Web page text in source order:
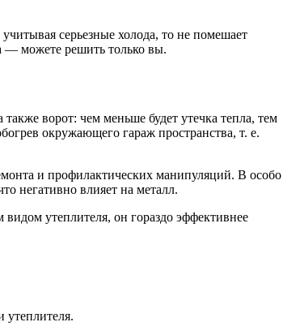
серьезные холода, то не помешает
— можете решить только вы.
ворот: чем меньше будет утечка тепла, тем
окружающего гараж пространства, т. е.
и профилактических манипуляций. В особо
негативно влияет на металл.
утеплителя, он гораздо эффективнее
утеплителя.